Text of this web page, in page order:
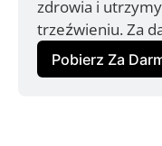
zdrowia i
trzeźwieniu. Za
Pobierz Za